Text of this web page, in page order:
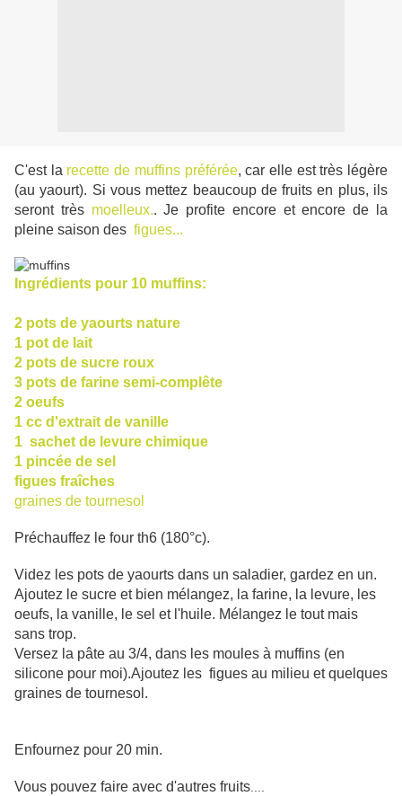
C'est la recette de muffins préférée, car elle est très légère
(au yaourt). Si vous mettez beaucoup de fruits en plus, ils
seront très moelleux.. Je profite encore et encore de la
pleine saison des figues...
Ingrédients pour 10 muffins:
2 pots de yaourts nature
1 pot de lait
2 pots de sucre roux
3 pots de farine semi-complête
2 oeufs
1 cc d'extrait de vanille
1 sachet de levure chimique
1 pincée de sel
figues fraîches
graines de tournesol
Préchauffez le four th6 (180°c).
Videz les pots de yaourts dans un saladier, gardez en un.
Ajoutez le sucre et bien mélangez, la farine, la levure, les
oeufs, la vanille, le sel et l'huile. Mélangez le tout mais
sans trop.
Versez la pâte au 3/4, dans les moules à muffins (en
silicone pour moi).Ajoutez les figues au milieu et quelques
graines de tournesol.
Enfournez pour 20 min.
Vous pouvez faire avec d'autres fruits